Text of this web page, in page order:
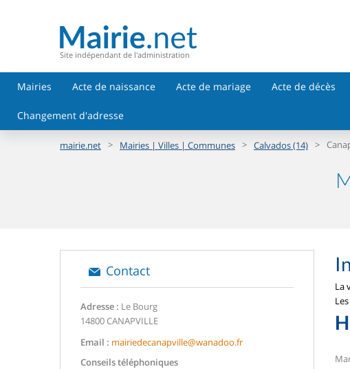
Site indépendant de l'administration
Mairies Acte de naissance Acte de mariage Acte de décès
Changement d'adresse
mairie.net > Mairies | Villes | Communes > Calvados (14) >
Contact
Adresse : Le Bourg
14800 CANAPVILLE
Email : mairiedecanapville@wanadoo.fr
Conseils téléphoniques
La